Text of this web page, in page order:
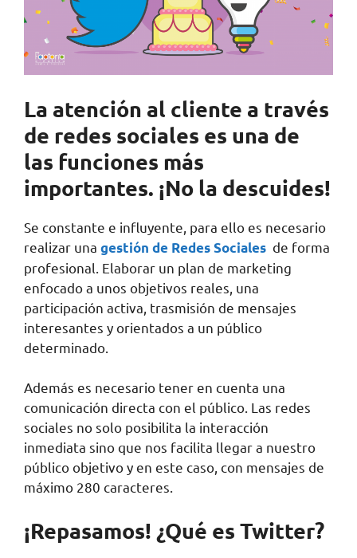
La atención al cliente a través
de redes sociales es una de
las funciones más
importantes. ¡No la descuides!
Se constante e influyente, para ello es necesario
realizar una gestión de Redes Sociales de forma
profesional. Elaborar un plan de marketing
enfocado a unos objetivos reales, una
participación activa, trasmisión de mensajes
interesantes y orientados a un público
determinado.
Además es necesario tener en cuenta una
comunicación directa con el público. Las redes
sociales no solo posibilita la interacción
inmediata sino que nos facilita llegar a nuestro
público objetivo y en este caso, con mensajes de
máximo 280 caracteres.
¡Repasamos! ¿Qué es Twitter?